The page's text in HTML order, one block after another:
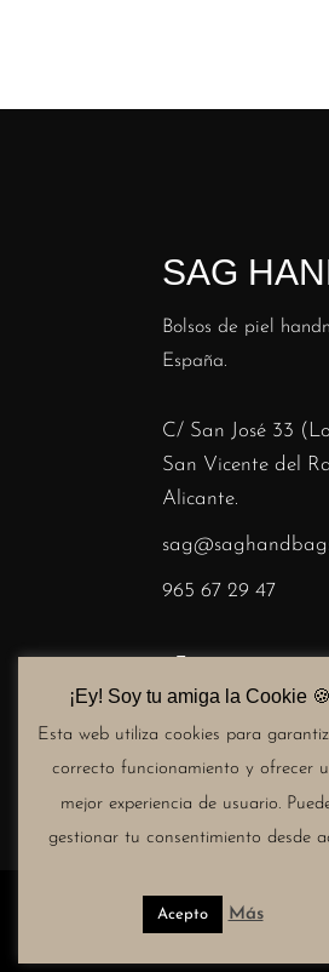
SAG
Bolsos de piel
España.
C/ San José 33
San Vicente del
Alicante.
965 67 29 47
Copyright ©
¡Ey! Soy tu amiga la Cookie 🍪​
Esta web utiliza cookies para
correcto funcionamiento y ofrecer
mejor experiencia de usuario.
gestionar tu consentimiento desde
Acepto Más